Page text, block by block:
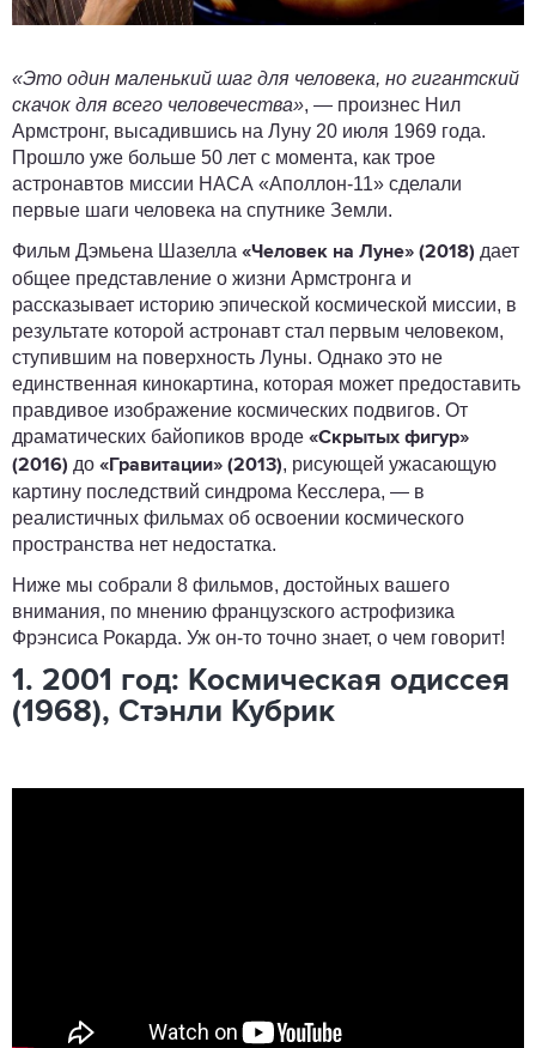
«Это один маленький шаг для человека, но гигантский
скачок для всего человечества», — произнес Нил
Армстронг, высадившись на Луну 20 июля 1969 года.
Прошло уже больше 50 лет с момента, как трое
астронавтов миссии НАСА «Аполлон-11» сделали
первые шаги человека на спутнике Земли.
Фильм Дэмьена Шазелла «Человек на Луне» (2018) дает
общее представление о жизни Армстронга и
рассказывает историю эпической космической миссии, в
результате которой астронавт стал первым человеком,
ступившим на поверхность Луны. Однако это не
единственная кинокартина, которая может предоставить
правдивое изображение космических подвигов. От
драматических байопиков вроде «Скрытых фигур»
(2016) до «Гравитации» (2013), рисующей ужасающую
картину последствий синдрома Кесслера, — в
реалистичных фильмах об освоении космического
пространства нет недостатка.
Ниже мы собрали 8 фильмов, достойных вашего
внимания, по мнению французского астрофизика
Фрэнсиса Рокарда. Уж он-то точно знает, о чем говорит!
1. 2001 год: Космическая одиссея
(1968), Стэнли Кубрик